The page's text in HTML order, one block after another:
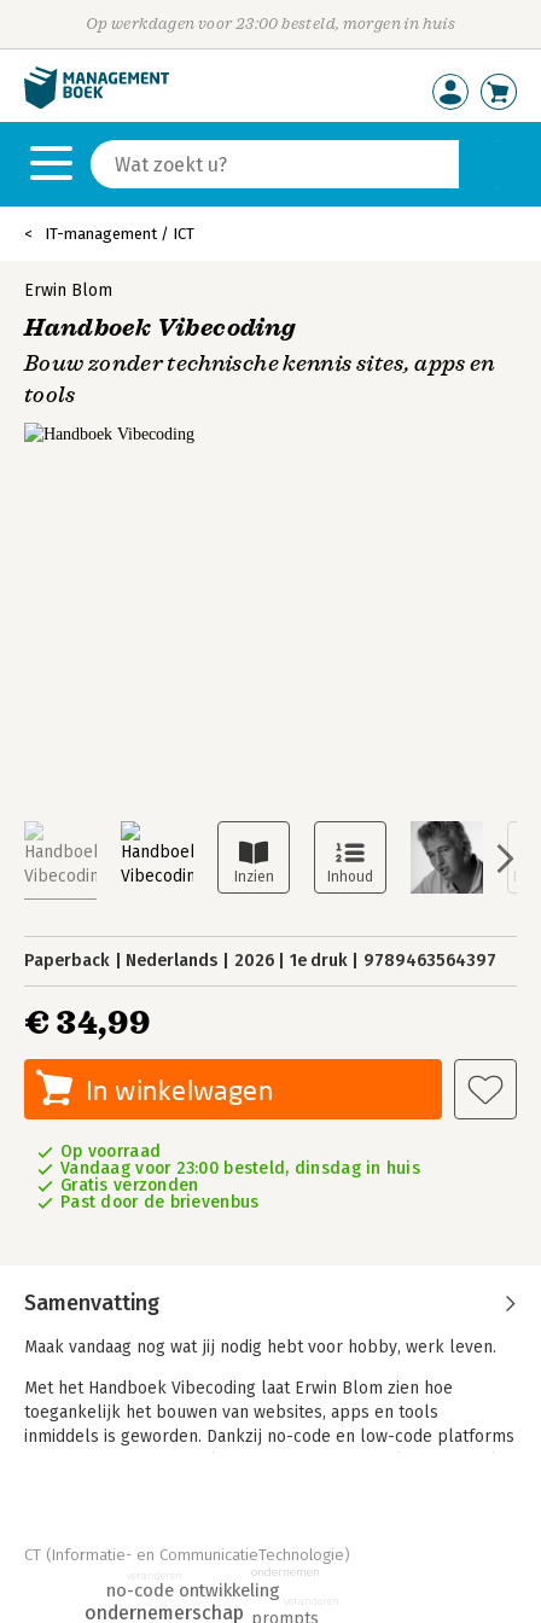
Op werkdagen voor 23:00 besteld, morgen in huis
IT-management / ICT
Erwin Blom
Handboek Vibecoding
Bouw zonder technische kennis sites, apps en
tools
Paperback Nederlands 2026 1e druk 9789463564397
€ 34,99
In winkelwagen
Op voorraad
Vandaag voor 23:00 besteld, dinsdag in huis
Gratis verzonden
Past door de brievenbus
Samenvatting
Maak vandaag nog wat jij nodig hebt voor hobby, werk leven.
Met het Handboek Vibecoding laat Erwin Blom zien hoe
toegankelijk het bouwen van websites, apps en tools
inmiddels is geworden. Dankzij no-code en low-code platforms
Erwin Blom volgt ook deze ontwikkeling van dichtbij. In dit
praktische boek legt hij stap voor stap uit hoe vibecoding
ondernemerschap
no-code ontwikkeling
prompts
ICT (Informatie- en CommunicatieTechnologie)
veranderen ondernemen
veranderen